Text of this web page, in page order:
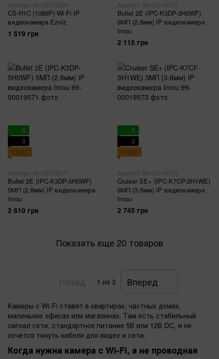
Артикул: 99-00015284
CS-H1C (1080P) Wi-Fi IP
видеокамера Ezviz
1 519 грн
Артикул: 99-00019570
Bullet 2E (IPC-K3DP-3H0WF)
3МП (2.8мм) IP видеокамера
Imou
2 115 грн
3
3
с НДС
Артикул: 99-00019571
Bullet 2E (IPC-K3DP-5H0WF)
5МП (2.8мм) IP видеокамера
Imou
2 610 грн
3
3
с НДС
Артикул: 99-00019573
Cruiser SE+ (IPC-K7CP-3H1WE)
3МП (3.6мм) IP видеокамера
Imou
2 745 грн
Показать еще 20 товаров
1 из 3 Вперед
Камеры с Wi-Fi ставят в квартирах, частных домах,
маленьких офисах или магазинах. Там есть стабильный
сигнал сети, стандартное питание 5В или 12В DC, и не
хочется тянуть кабели для видео и сети.
Когда нужна камера с Wi-Fi, а не проводная